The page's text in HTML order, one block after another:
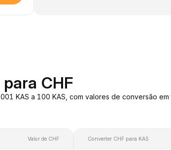
CHF
KAS a 100 KAS, com valores de conversão
Valor de CHF Converter CHF para KAS